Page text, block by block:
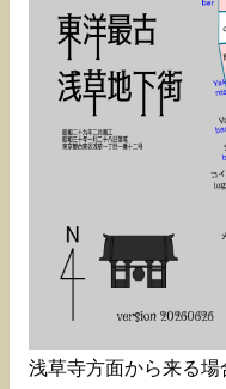
浅草寺方面から来る